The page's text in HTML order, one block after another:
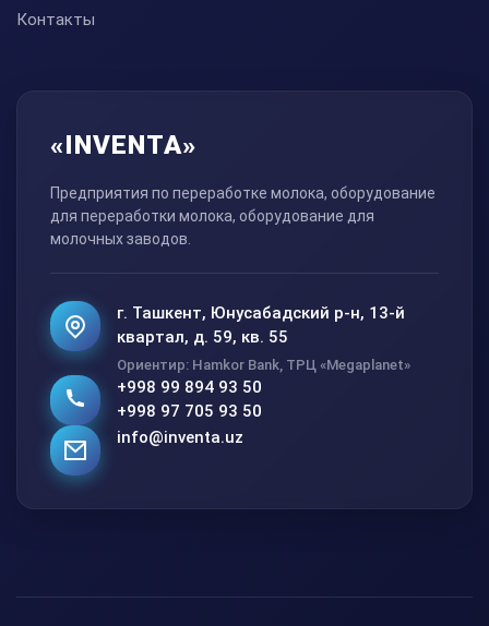
Контакты
«INVENTA»
Предприятия по переработке молока, оборудование
для переработки молока, оборудование для
молочных заводов.
г. Ташкент, Юнусабадский р-н, 13-й
квартал, д. 59, кв. 55
Ориентир: Hamkor Bank, ТРЦ «Megaplanet»
+998 99 894 93 50
+998 97 705 93 50
info@inventa.uz